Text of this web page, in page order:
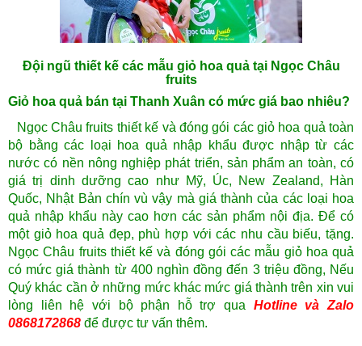
Đội ngũ thiết kế các mẫu giỏ hoa quả tại Ngọc Châu
fruits
Giỏ hoa quả bán tại Thanh Xuân có mức giá bao nhiêu?
Ngọc Châu fruits thiết kế và đóng gói các giỏ hoa quả toàn
bộ bằng các loại hoa quả nhập khẩu được nhập từ các
nước có nền nông nghiệp phát triển, sản phẩm an toàn, có
giá trị dinh dưỡng cao như Mỹ, Úc, New Zealand, Hàn
Quốc, Nhật Bản chín vù vậy mà giá thành của các loại hoa
quả nhập khẩu này cao hơn các sản phẩm nội địa. Để có
một giỏ hoa quả đẹp, phù hợp với các nhu cầu biếu, tặng.
Ngọc Châu fruits thiết kế và đóng gói các mẫu giỏ hoa quả
có mức giá thành từ 400 nghìn đồng đến 3 triệu đồng, Nếu
Quý khác cần ở những mức khác mức giá thành trên xin vui
lòng liên hệ với bộ phận hỗ trợ qua Hotline và Zalo
0868172868 để được tư vấn thêm.